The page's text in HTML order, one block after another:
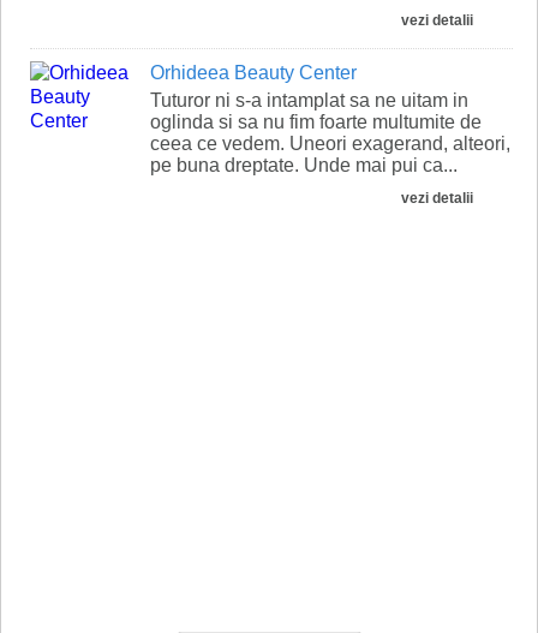
vezi detalii
Orhideea Beauty Center
Tuturor ni s-a intamplat sa ne uitam in
oglinda si sa nu fim foarte multumite de
ceea ce vedem. Uneori exagerand, alteori,
pe buna dreptate. Unde mai pui ca...
vezi detalii